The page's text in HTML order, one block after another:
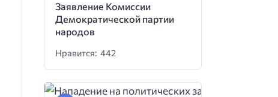
Заявление Комиссии
Демократической партии
народов
Нравится: 442